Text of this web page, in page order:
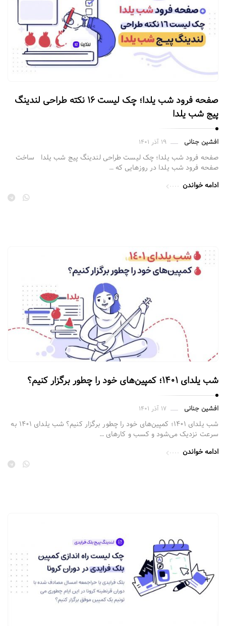
صفحه فرود شب یلدا؛ چک لیست ۱۶ نکته‌ طراحی لندینگ
پیج شب یلدا
افشین جنانی ۱۹ آذر ۱۴۰۱
صفحه فرود شب یلدا؛ چک لیست طراحی لندینگ پیج شب یلدا ساخت
صفحه فرود شب یلدا در روزهایی که …
ادامه خواندن
شب یلدای ۱۴۰۱؛ کمپین‌های خود را چطور برگزار کنیم؟
افشین جنانی ۱۷ آذر ۱۴۰۱
شب یلدای ۱۴۰۱؛ کمپین‌های خود را چطور برگزار کنیم؟ شب یلدای ۱۴۰۱ به
سرعت نزدیک می‌شود و کسب و کارهای …
ادامه خواندن